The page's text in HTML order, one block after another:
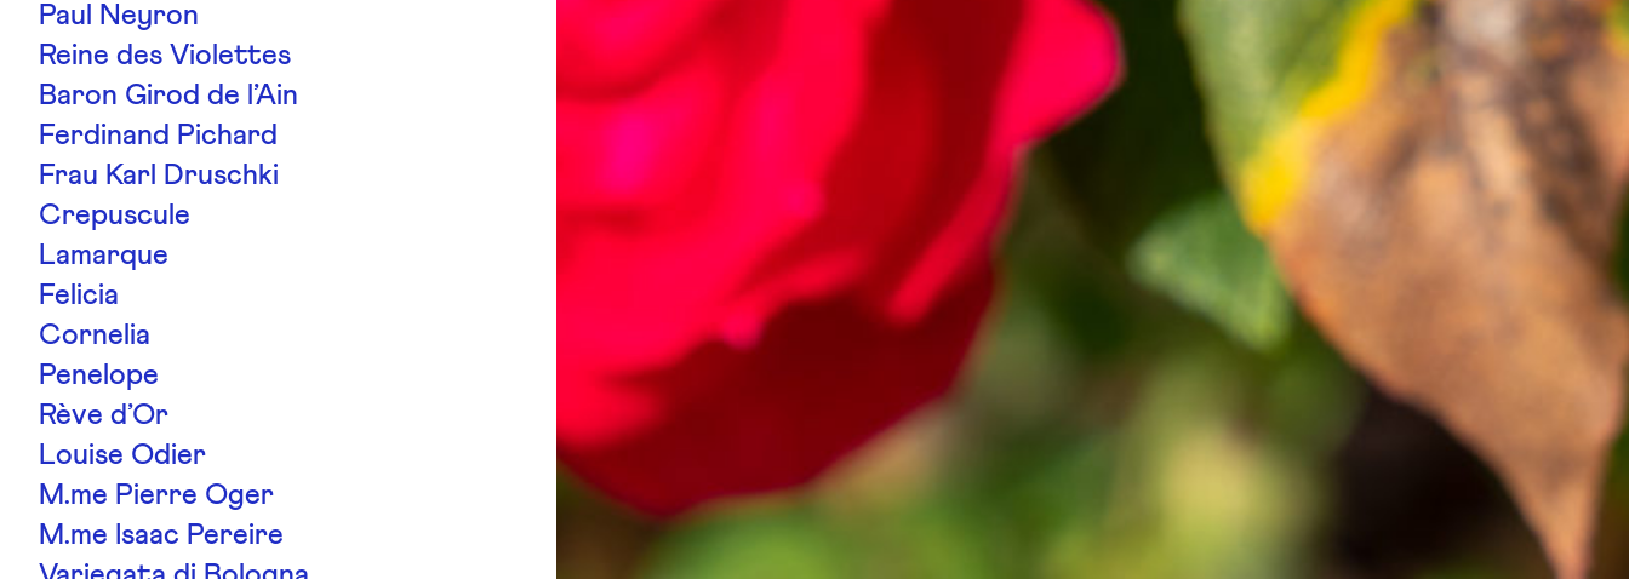
Paul Neyron
Reine des Violettes
Baron Girod de l’Ain
Ferdinand Pichard
Frau Karl Druschki
Crepuscule
Lamarque
Felicia
Cornelia
Penelope
Rève d’Or
Louise Odier
M.me Pierre Oger
M.me Isaac Pereire